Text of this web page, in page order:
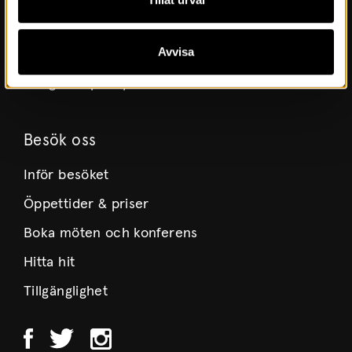
Avvisa
Styrelse
Integritetspolicy
Besök oss
Inför besöket
Öppettider & priser
Boka möten och konferens
Hitta hit
Tillgänglighet